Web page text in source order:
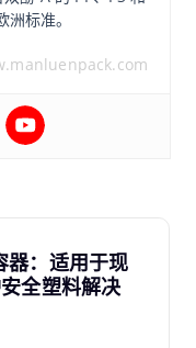
标准。
器：适用于现
全塑料解决